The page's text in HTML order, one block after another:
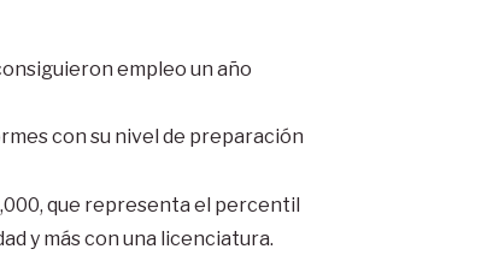
empleo un año
con su nivel de preparación
que representa el percentil
y más con una licenciatura.